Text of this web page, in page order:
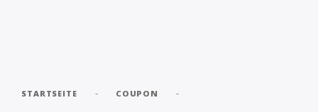
STARTSEITE - COUPON -